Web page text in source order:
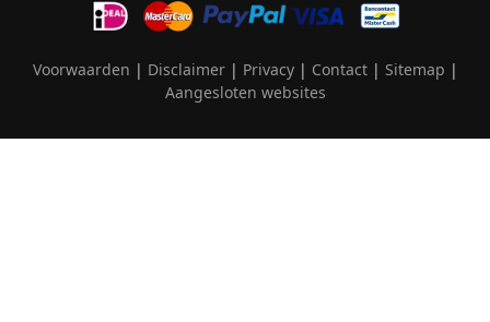
Voorwaarden | Disclaimer| Privacy| Contact| Sitemap |
Aangesloten websites